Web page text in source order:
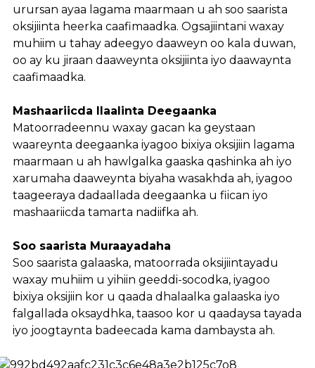
urursan ayaa lagama maarmaan u ah soo saarista
oksijiinta heerka caafimaadka. Ogsajiintani waxay
muhiim u tahay adeegyo daaweyn oo kala duwan,
oo ay ku jiraan daaweynta oksijiinta iyo daawaynta
caafimaadka.
Mashaariicda Ilaalinta Deegaanka
Matoorradeennu waxay gacan ka geystaan ​​​​
waareynta deegaanka iyagoo bixiya oksijiin lagama
maarmaan u ah hawlgalka gaaska qashinka ah iyo
xarumaha daaweynta biyaha wasakhda ah, iyagoo
taageeraya dadaallada deegaanka u fiican iyo
mashaariicda tamarta nadiifka ah.
Soo saarista Muraayadaha
Soo saarista galaaska, matoorrada oksijiintayadu
waxay muhiim u yihiin geeddi-socodka, iyagoo
bixiya oksijiin kor u qaada dhalaalka galaaska iyo
falgallada oksaydhka, taasoo kor u qaadaysa tayada
iyo joogtaynta badeecada kama dambaysta ah.